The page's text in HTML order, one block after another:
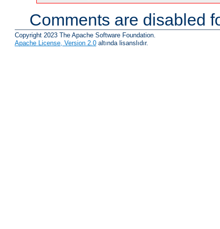
Comments are disabled
Copyright 2023 The Apache Software Foundation.
Apache License, Version 2.0 altında lisanslıdır.